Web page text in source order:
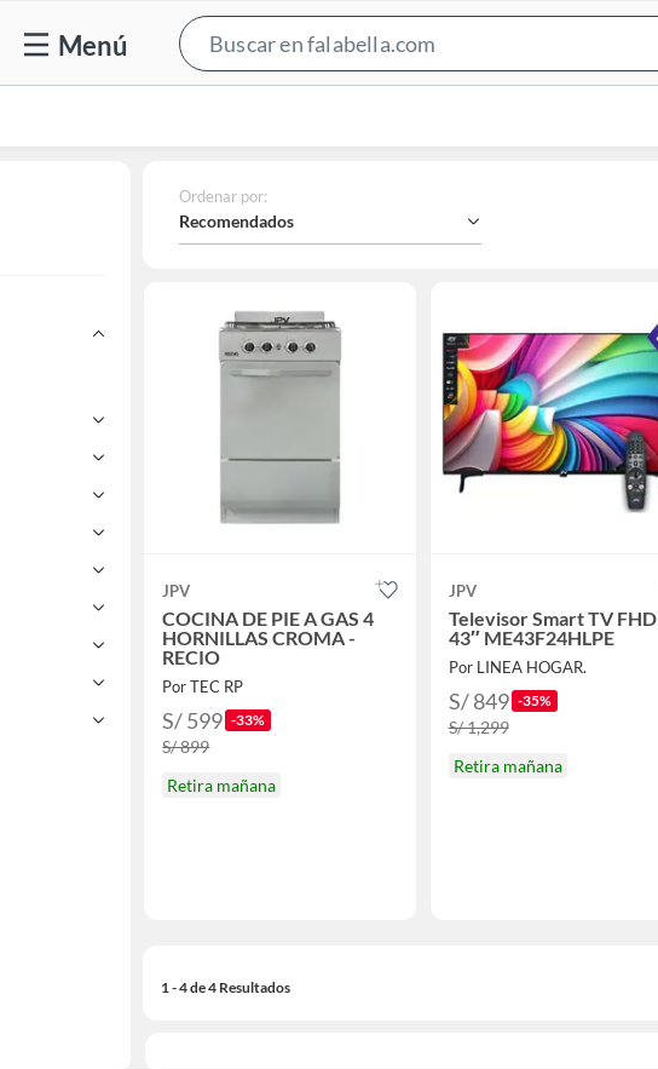
Menú
Bar
Ordenar por:
Recomendados
JPV
COCINA DE PIE A GAS 4
HORNILLAS CROMA -
RECIO
Por TEC RP
S/ 599 -33%
S/ 899
Retira mañana
JPV
Televisor Smart TV FHD
43″ ME43F24HLPE
Por LINEA HOGAR.
S/ 849 -35%
S/ 1,299
Retira mañana
1 - 4 de 4 Resultados